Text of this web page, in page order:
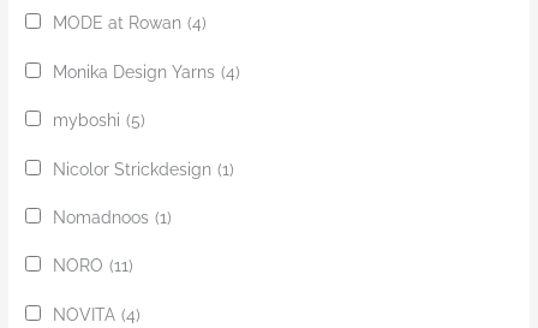
MODE at Rowan (4)
Monika Design Yarns (4)
myboshi (5)
Nicolor Strickdesign (1)
Nomadnoos (1)
NORO (11)
NOVITA (4)